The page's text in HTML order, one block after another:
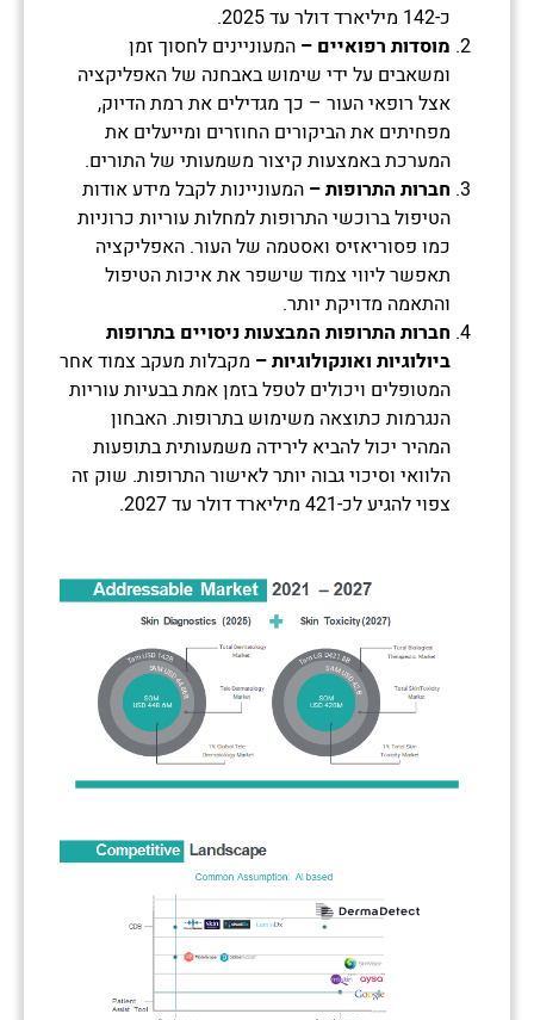
כ-142 מיליארד דולר עד 2025.
מוסדות רפואיים – המעוניינים לחסוך זמן
ומשאבים על ידי שימוש באבחנה של האפליקציה
אצל רופאי העור – כך מגדילים את רמת הדיוק,
מפחיתים את הביקורים החוזרים ומייעלים את
המערכת באמצעות קיצור משמעותי של התורים.
חברות התרופות – המעוניינות לקבל מידע אודות
הטיפול ברוכשי התרופות למחלות עוריות כרוניות
כמו פסוריאזיס ואסטמה של העור. האפליקציה
תאפשר ליווי צמוד שישפר את איכות הטיפול
והתאמה מדויקת יותר.
חברות התרופות המבצעות ניסויים בתרופות
ביולוגיות ואונקולוגיות – מקבלות מעקב צמוד אחר
המטופלים ויכולים לטפל בזמן אמת בבעיות עוריות
הנגרמות כתוצאה משימוש בתרופות. האבחון
המהיר יכול להביא לירידה משמעותית בתופעות
הלוואי וסיכוי גבוה יותר לאישור התרופות. שוק זה
צפוי להגיע לכ-421 מיליארד דולר עד 2027.